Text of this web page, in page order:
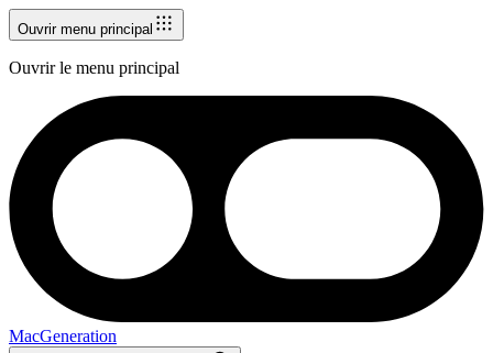
Ouvrir menu principal
Ouvrir le menu principal
MacGeneration